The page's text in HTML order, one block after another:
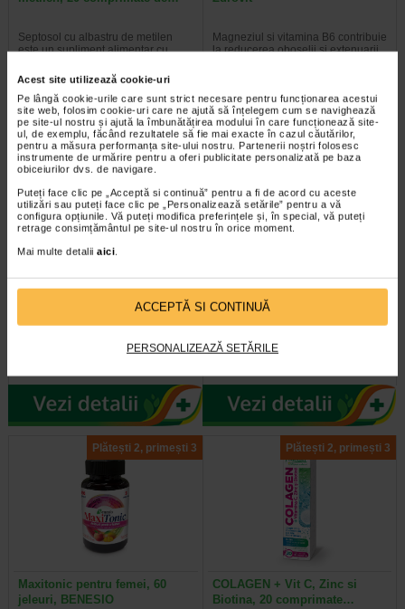
Acest site utilizează cookie-uri
Pe lângă cookie-urile care sunt strict necesare pentru funcționarea acestui
site web, folosim cookie-uri care ne ajută să înțelegem cum se navighează
pe site-ul nostru și ajută la îmbunătățirea modului în care funcționează site-
ul, de exemplu, făcând rezultatele să fie mai exacte în cazul căutărilor,
pentru a măsura performanța site-ului nostru. Partenerii noștri folosesc
instrumente de urmărire pentru a oferi publicitate personalizată pe baza
obiceiurilor dvs. de navigare.
Puteți face clic pe „Acceptă si continuă” pentru a fi de acord cu aceste
utilizări sau puteți face clic pe „Personalizează setările” pentru a vă
configura opțiunile. Vă puteți modifica preferințele și, în special, vă puteți
retrage consimțământul pe site-ul nostru în orice moment.
Mai multe detalii aici
ACCEPTĂ SI CONTINUĂ
PERSONALIZEAZĂ SETĂRILE
Septosol cu albastru de metilen
este un supliment alimentar cu
Magneziul si vitamina B6 contribuie
la reducerea oboselii si extenuarii,
-25% Preț întreg: 57.50 Lei
Preț redus: 43.13 Lei
Minoxicapil, 30 capsule,
o formula fortifianta alcatuita din
Plătești 2, primești 3
Maxitonic pentru barbati, 60
jeleuri, BENESIO
Benesio MaxiTonic jeleuri pentru
barbati este un supliment alimentar
Plătești 2, primești 3
Maxitonic pentru femei, 60
jeleuri, BENESIO
Plătești 2, primești 3
COLAGEN + Vit C, Zinc si
Biotina, 20 comprimate…